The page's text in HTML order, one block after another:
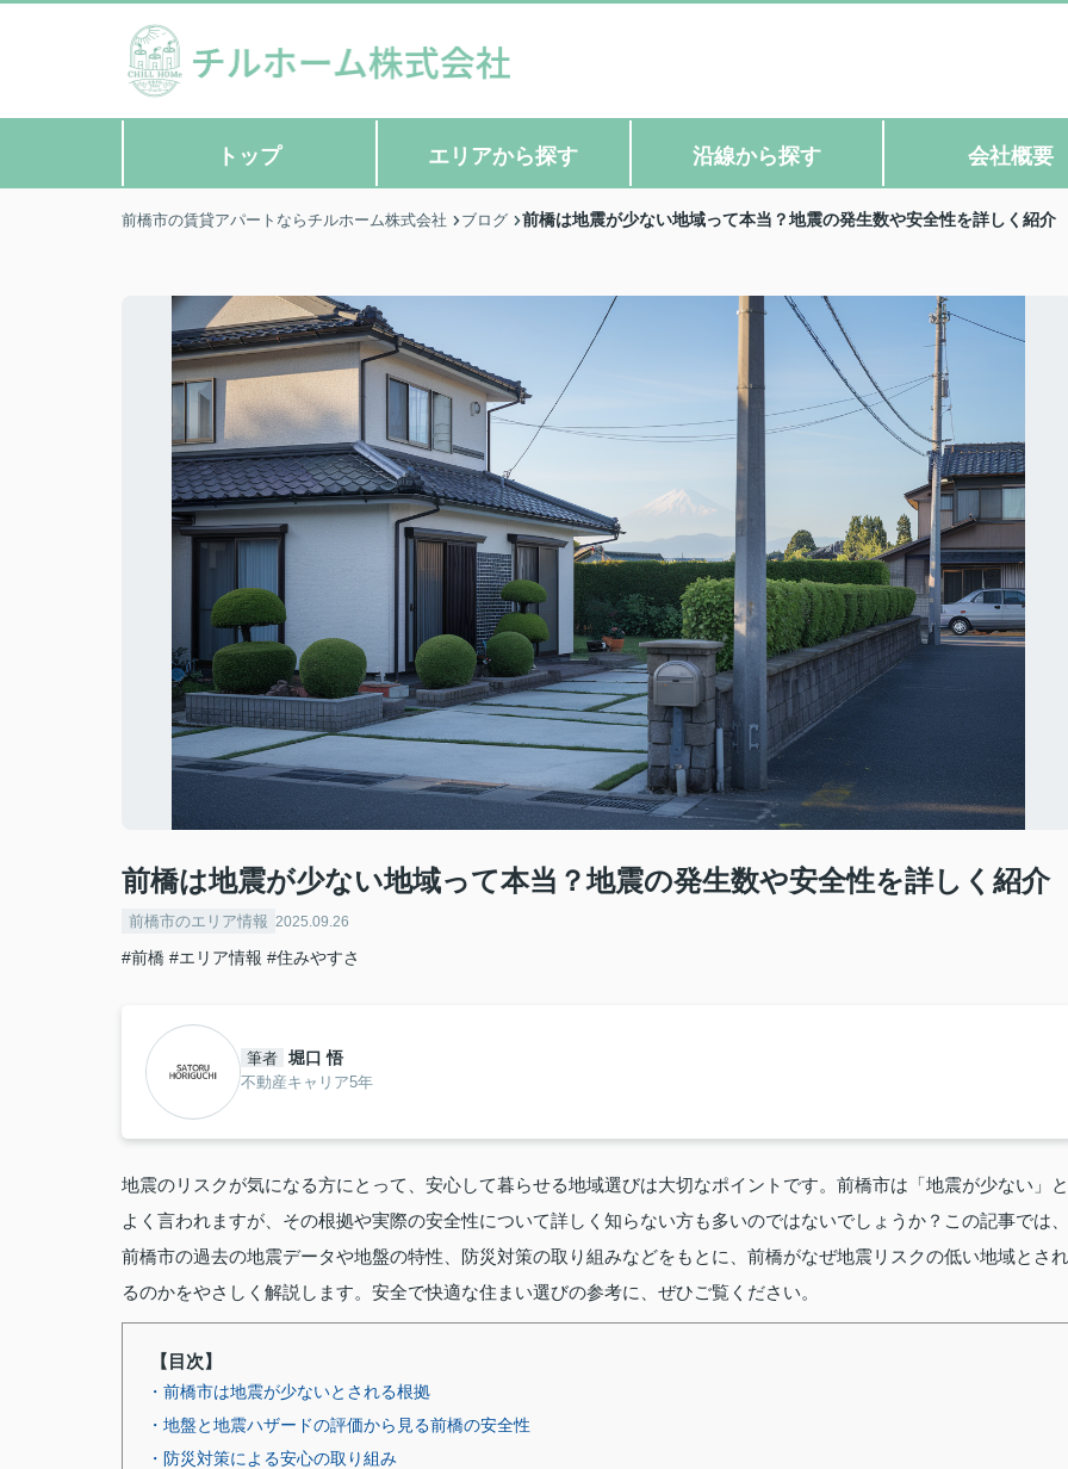
トップ エリアから探す 沿線から探す 会社概要
前橋市の賃貸アパートならチルホーム株式会社 ブログ 前橋は地震が少ない地域って本当？地震の発生数や安全性を詳しく紹介
前橋は地震が少ない地域って本当？地震の発生数や安全性を詳しく紹介
前橋市のエリア情報 2025.09.26
#前橋 #エリア情報 #住みやすさ
筆者 堀口 悟
不動産キャリア5年
地震のリスクが気になる方にとって、安心して暮らせる地域選びは大切なポイントです。前橋市は「地震が少ない」と
よく言われますが、その根拠や実際の安全性について詳しく知らない方も多いのではないでしょうか？この記事では、
前橋市の過去の地震データや地盤の特性、防災対策の取り組みなどをもとに、前橋がなぜ地震リスクの低い地域とされ
るのかをやさしく解説します。安全で快適な住まい選びの参考に、ぜひご覧ください。
【目次】
・前橋市は地震が少ないとされる根拠
・地盤と地震ハザードの評価から見る前橋の安全性
・防災対策による安心の取り組み